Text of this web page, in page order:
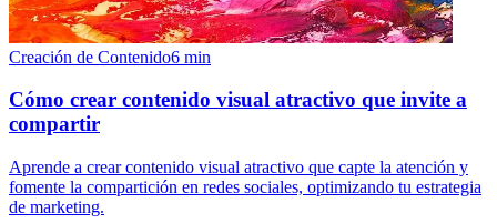
Creación de Contenido6 min
Cómo crear contenido visual atractivo que invite a
compartir
Aprende a crear contenido visual atractivo que capte la atención y
fomente la compartición en redes sociales, optimizando tu estrategia
de marketing.